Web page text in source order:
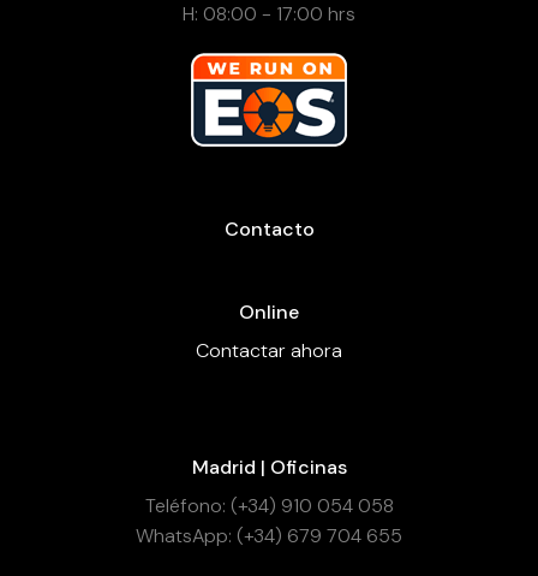
H: 08:00 - 17:00 hrs
Contacto
Online
Contactar ahora
Madrid | Oficinas
Teléfono: (+34) 910 054 058
WhatsApp: (+34) 679 704 655